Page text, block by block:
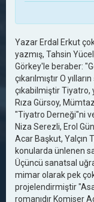
Yazar Erdal Erkut
yazmış, Tahsin
Görkey'le beraber:
çıkarılmıştır O
çıkabilmiştir Tiyatro,
Rıza Gürsoy,
"Tiyatro Derneği"ni
Niza Serezli, Erol
Acar Başkut, Yalçın
konularda ünlenen
Üçüncü sanatsal
mimar olarak pek
projelendirmiştir
romanıdır Komiser